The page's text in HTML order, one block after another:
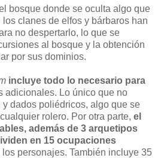
bosque donde se oculta algo que
clanes de elfos y bárbaros han
no despertarlo, lo que se
al bosque y la obtención
por sus dominios.
incluye todo lo necesario para
adicionales. Lo único que no
dados poliédricos, algo que se
rolero. Por otra parte, el
además de 3 arquetipos
en 15 ocupaciones
personajes. También incluye 35